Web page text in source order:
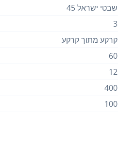
שבטי ישראל 45
3
קרקע מתוך קרקע
60
12
400
100